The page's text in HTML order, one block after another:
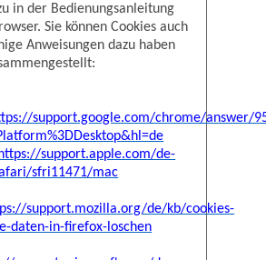
in der Bedienungsanleitung
Sie können Cookies auch
Anweisungen dazu haben
support.google.com/chrome/answer/
https://support.apple.com/de-
sfri11471/mac
support.mozilla.org/de/kb/cookies-
daten-in-firefox-loschen